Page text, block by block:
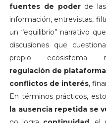
fuentes de poderde las
información, entrevistas,
un “equilibrio” narrativo
discusiones que
propio ecosistema
regulación de
conflictos de interés,
En términos prácticos,
la ausencia repetida se